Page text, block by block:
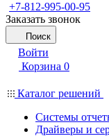
+7-812-995-00-95
Заказать звонок
Поиск
Войти
Корзина 0
Каталог решений
Системы
Драйверы и